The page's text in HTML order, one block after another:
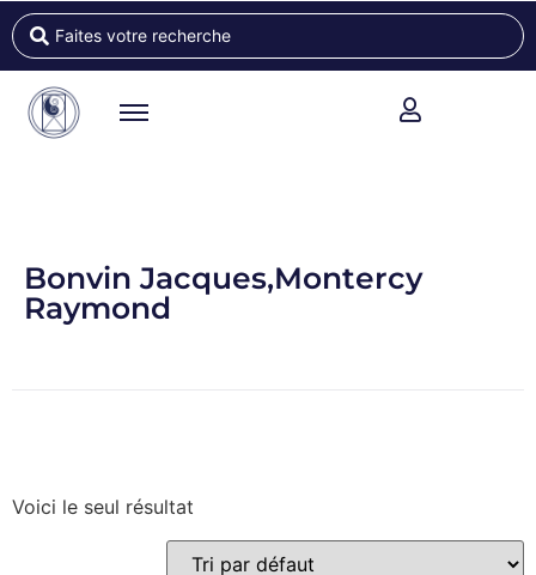
Bonvin Jacques,Montercy
Raymond
Voici le seul résultat